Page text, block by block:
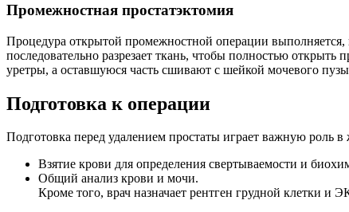
Промежностная простатэктомия
Процедура открытой промежностной операции
последовательно разрезает ткань, чтобы полностью открыть
уретры, а оставшуюся часть сшивают с шейкой мочевого
Подготовка к операции
Подготовка перед удалением простаты играет важную роль
Взятие крови для определения свертываемости и
Общий анализ крови и мочи.
Кроме того, врач назначает рентген грудной клетки